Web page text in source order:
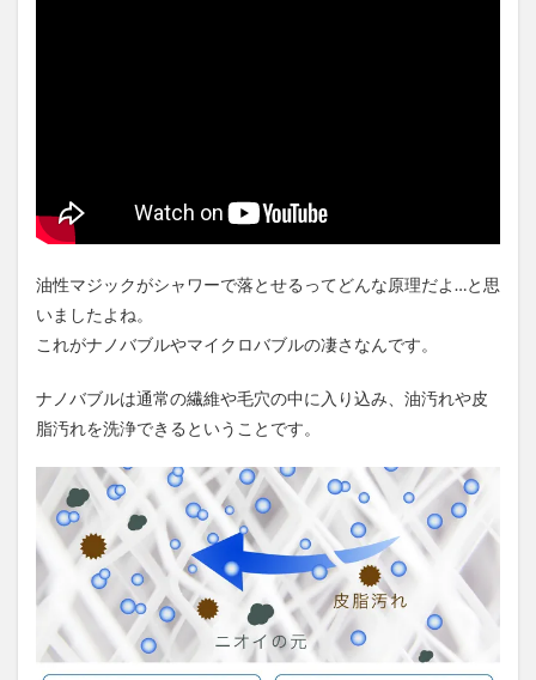
油性マジックがシャワーで落とせるってどんな原理だよ…と思
いましたよね。
これがナノバブルやマイクロバブルの凄さなんです。
ナノバブルは通常の繊維や毛穴の中に入り込み、油汚れや皮
脂汚れを洗浄できるということです。